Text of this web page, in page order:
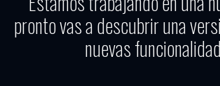
pronto vas a descubrir una
nuevas